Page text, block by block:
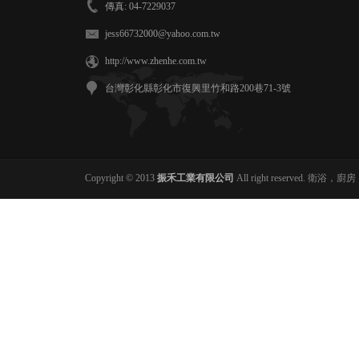
傳真: 04-7229037
jess66732000@yahoo.com.tw
http://www.zhenhe.com.tw
台灣彰化縣彰化市復興里竹和路200巷71-3號
Copyright © 2013 振禾工業有限公司 All right reserved. 衛浴，廚